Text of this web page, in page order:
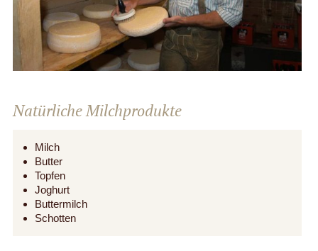
Natürliche Milchprodukte
Milch
Butter
Topfen
Joghurt
Buttermilch
Schotten